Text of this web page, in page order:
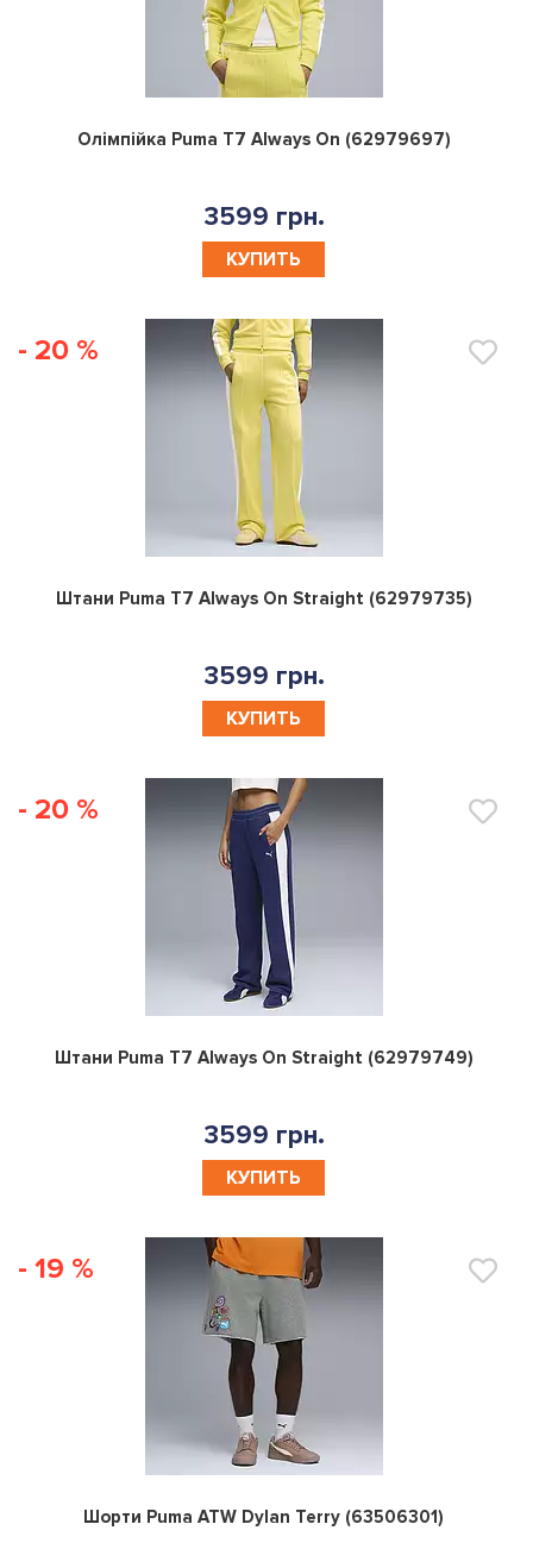
0
Олімпійка Puma T7 Always On (62979697)
3599 грн.
КУПИТЬ
- 20 %
0
Штани Puma T7 Always On Straight (62979735)
3599 грн.
КУПИТЬ
- 20 %
0
Штани Puma T7 Always On Straight (62979749)
3599 грн.
КУПИТЬ
- 19 %
0
Шорти Puma ATW Dylan Terry (63506301)